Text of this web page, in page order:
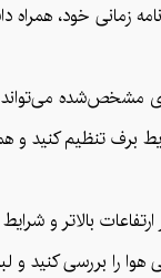
زمانی خود، همراه
می‌تواند
تنظیم کنید و
بالاتر و شرایط
بررسی کنید و